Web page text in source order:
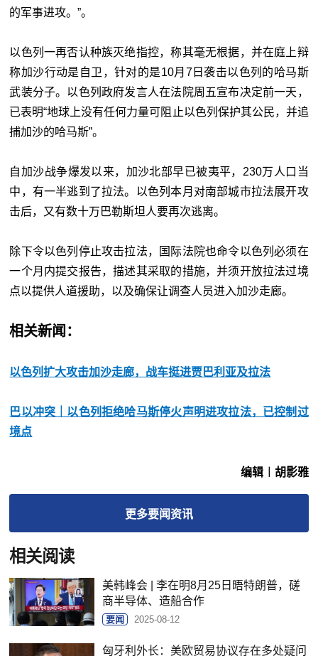
的军事进攻。”。
以色列一再否认种族灭绝指控，称其毫无根据，并在庭上辩
称加沙行动是自卫，针对的是10月7日袭击以色列的哈马斯
武装分子。以色列政府发言人在法院周五宣布决定前一天，
已表明“地球上没有任何力量可阻止以色列保护其公民，并追
捕加沙的哈马斯”。
自加沙战争爆发以来，加沙北部早已被夷平，230万人口当
中，有一半逃到了拉法。以色列本月对南部城市拉法展开攻
击后，又有数十万巴勒斯坦人要再次逃离。
除下令以色列停止攻击拉法，国际法院也命令以色列必须在
一个月内提交报告，描述其采取的措施，并须开放拉法过境
点以提供人道援助，以及确保让调查人员进入加沙走廊。
相关新闻：
以色列扩大攻击加沙走廊，战车挺进贾巴利亚及拉法
巴以冲突｜以色列拒绝哈马斯停火声明进攻拉法，已控制过
境点
编辑︱胡影雅
更多要闻资讯
相关阅读
美韩峰会 | 李在明8月25日晤特朗普，磋
商半导体、造船合作
要闻 2025-08-12
匈牙利外长：美欧贸易协议存在多处疑问